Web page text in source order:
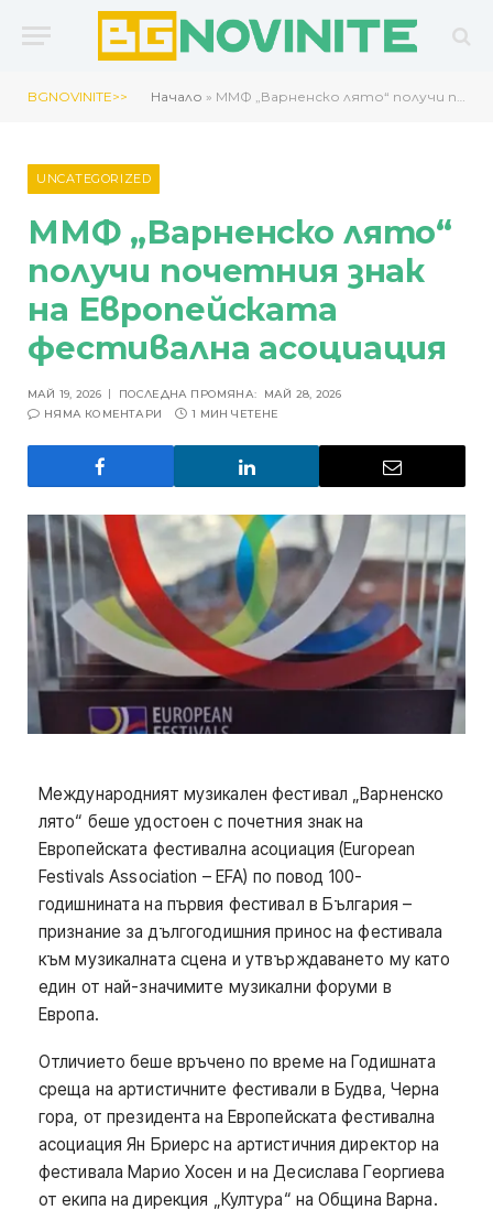
BGNOVINITE>> Начало » ММФ „Варненско лято“ получи почетния знак на Европейската фестивална асоциация
UNCATEGORIZED
ММФ „Варненско лято“
получи почетния знак
на Европейската
фестивална асоциация
МАЙ 19, 2026 ПОСЛЕДНА ПРОМЯНА:
МАЙ 28, 2026
НЯМА КОМЕНТАРИ
1 МИН ЧЕТЕНЕ
Международният музикален фестивал „Варненско
лято“ беше удостоен с почетния знак на
Европейската фестивална асоциация (European
Festivals Association – EFA) по повод 100-
годишнината на първия фестивал в България –
признание за дългогодишния принос на фестивала
към музикалната сцена и утвърждаването му като
един от най-значимите музикални форуми в
Европа.
Отличието беше връчено по време на Годишната
среща на артистичните фестивали в Будва, Черна
гора, от президента на Европейската фестивална
асоциация Ян Бриерс на артистичния директор на
фестивала Марио Хосен и на Десислава Георгиева
от екипа на дирекция „Култура“ на Община Варна.